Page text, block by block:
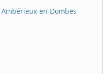
en-Dombes